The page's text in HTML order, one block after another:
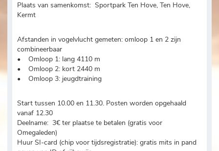
Plaats van samenkomst: Sportpark Ten Hove, Ten Hove,
Kermt
Afstanden in vogelvlucht gemeten: omloop 1 en 2 zijn
combineerbaar
• Omloop 1: lang 4110 m
• Omloop 2: kort 2440 m
• Omloop 3: jeugdtraining
Start tussen 10.00 en 11.30. Posten worden opgehaald
vanaf 12.30
Deelname: 3€ ter plaatse te betalen (gratis voor
Omegaleden)
Huur SI-card (chip voor tijdsregistratie): gratis mits in pand